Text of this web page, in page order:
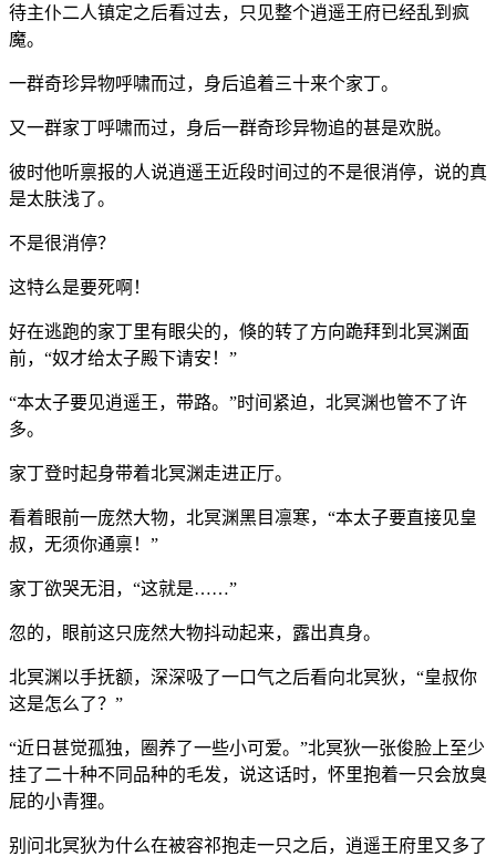
待主仆二人镇定之后看过去，只见整个逍遥王府已经乱到疯
魔。
一群奇珍异物呼啸而过，身后追着三十来个家丁。
又一群家丁呼啸而过，身后一群奇珍异物追的甚是欢脱。
彼时他听禀报的人说逍遥王近段时间过的不是很消停，说的真
是太肤浅了。
不是很消停？
这特么是要死啊！
好在逃跑的家丁里有眼尖的，倏的转了方向跪拜到北冥渊面
前，“奴才给太子殿下请安！”
“本太子要见逍遥王，带路。”时间紧迫，北冥渊也管不了许
多。
家丁登时起身带着北冥渊走进正厅。
看着眼前一庞然大物，北冥渊黑目凛寒，“本太子要直接见皇
叔，无须你通禀！”
家丁欲哭无泪，“这就是……”
忽的，眼前这只庞然大物抖动起来，露出真身。
北冥渊以手抚额，深深吸了一口气之后看向北冥狄，“皇叔你
这是怎么了？”
“近日甚觉孤独，圈养了一些小可爱。”北冥狄一张俊脸上至少
挂了二十种不同品种的毛发，说这话时，怀里抱着一只会放臭
屁的小青狸。
别问北冥狄为什么在被容祁抱走一只之后，逍遥王府里又多了